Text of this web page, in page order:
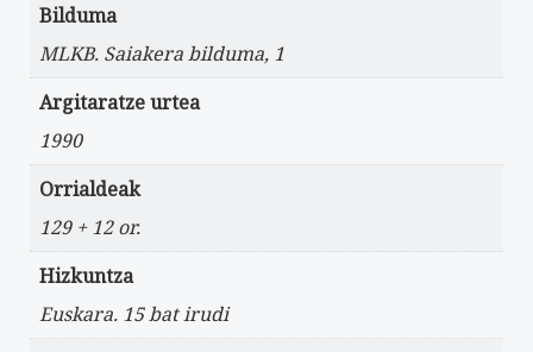
Bilduma
MLKB. Saiakera bilduma, 1
Argitaratze urtea
1990
Orrialdeak
129 + 12 or.
Hizkuntza
Euskara. 15 bat irudi